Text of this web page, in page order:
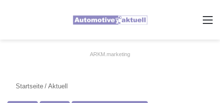
ARKM.marketing
Startseite / Aktuell